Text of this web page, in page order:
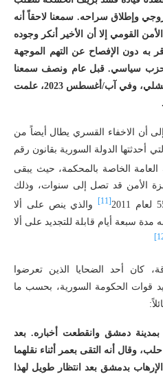
وإطلاق سراحه. سمعنا لاحقاً أنه
الأمن القومي إلا أن الأخير أنكر وجوده
به دون الإفصاح عن التهم الموجهة
حزب سياسي. قبل عام ونصف سمعنا
أنه نُقل إلى سجن في مدينة القامشلي، وفي آب/أغسطس 2023، علمت
أن الاخفاء القسري يطال أيضاً من
أحدثتها الدولة السورية بقانون رقم
العامة الخاصة بالمحكمة، حيث يبقى
الأمن قد تصل إلى سنوات، وذلك
والذي ينص على ألا
سبعة أيام قابلة للتجديد على ألا
كان أحد الضحايا الذين تعرضوا
عام 2014 على يد قوات الحكومة السورية، بحسب ما
دمشق وانقطعت أخباره. بعد
وقال أنه التقى بعمر أثناء نقلهما
بدمشق بعد انتظار طويل لهذا